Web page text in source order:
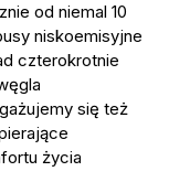
od niemal 10
niskoemisyjne
czterokrotnie
się też
życia